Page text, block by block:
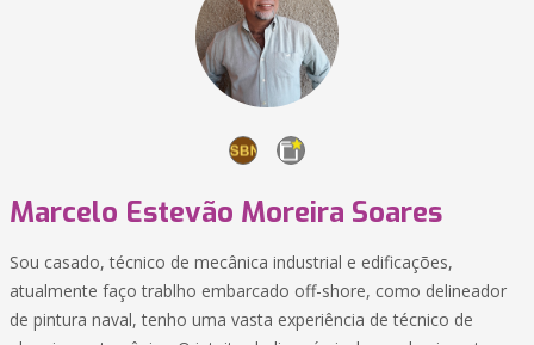
Marcelo Estevão Moreira Soares
Sou casado, técnico de mecânica industrial e edificações,
atualmente faço trablho embarcado off-shore, como delineador
de pintura naval, tenho uma vasta experiência de técnico de